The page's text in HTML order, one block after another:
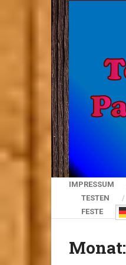
IMPRESSUM
TESTEN
FESTE
Monat: